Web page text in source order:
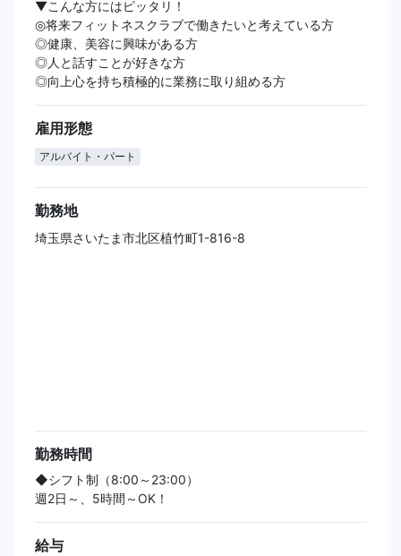
▼こんな方にはピッタリ！
◎将来フィットネスクラブで働きたいと考えている方
◎健康、美容に興味がある方
◎人と話すことが好きな方
◎向上心を持ち積極的に業務に取り組める方
雇用形態
アルバイト・パート
勤務地
埼玉県さいたま市北区植竹町1-816-8
勤務時間
◆シフト制（8:00～23:00）
週2日～、5時間～OK！
給与